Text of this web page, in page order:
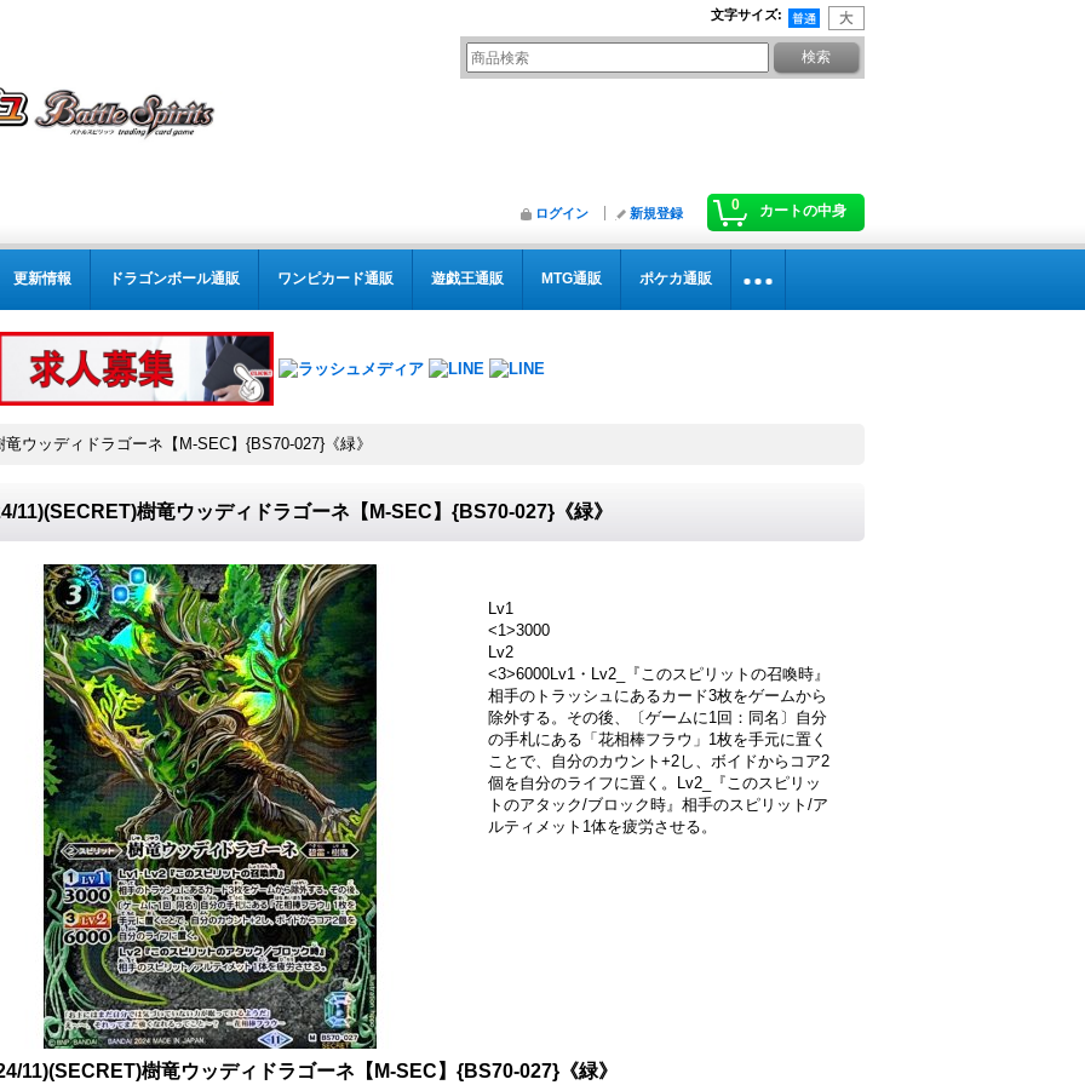
文字サイズ:
0 カートの中身
ログイン 新規登録
更新情報 ドラゴンボール通販 ワンピカード通販 遊戯王通販 MTG通販 ポケカ通販
ウッディドラゴーネ【M-SEC】{BS70-027}《緑》
11)(SECRET)樹竜ウッディドラゴーネ【M-SEC】{BS70-027}《緑》
Lv1
<1>3000
Lv2
<3>6000Lv1・Lv2_『このスピリットの召喚時』
相手のトラッシュにあるカード3枚をゲームから
除外する。その後、〔ゲームに1回：同名〕自分
の手札にある「花相棒フラウ」1枚を手元に置く
ことで、自分のカウント+2し、ボイドからコア2
個を自分のライフに置く。Lv2_『このスピリッ
トのアタック/ブロック時』相手のスピリット/ア
ルティメット1体を疲労させる。
11)(SECRET)樹竜ウッディドラゴーネ【M-SEC】{BS70-027}《緑》